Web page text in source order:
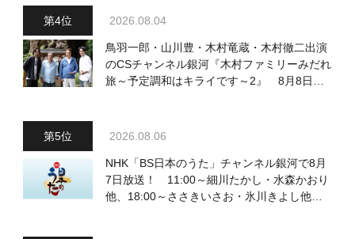
2026.08.04
鳥羽一郎・山川豊・木村竜蔵・木村徹二出演
のCSチャンネル銀河『木村ファミリーみだれ
旅～予定調和はキライです～2』 8月8日
2026.08.06
NHK「BS日本のうた」チャンネル銀河で8月
7日放送！ 11:00～細川たかし・水森かおり
他、18:00～ささきいさお・氷川きよし他登